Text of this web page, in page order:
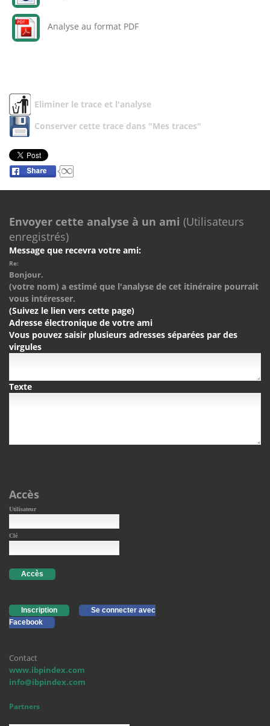
Analyse au format PDF
Eliminer le trace et l'analyse
Conserver cette trace dans "Mes traces"
Envoyer cette analyse à un ami (Utilisateurs
enregistrés)
Message que recevra votre ami:
Re:
Bonjour.
(votre nom) a estimé que l'analyse de cet itinéraire pourrait
vous intéresser.
(Suivez le lien vers cette page)
Adresse électronique de votre ami
Vous pouvez saisir plusieurs adresses séparées par des
virgules
Texte
Accès
Utilisateur
Clé
Accès
Inscription
Se connecter avec
Facebook
Contact
www.ibpindex.com
info@ibpindex.com
Partners